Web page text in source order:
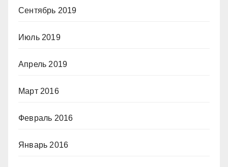
Сентябрь 2019
Июль 2019
Апрель 2019
Март 2016
Февраль 2016
Январь 2016